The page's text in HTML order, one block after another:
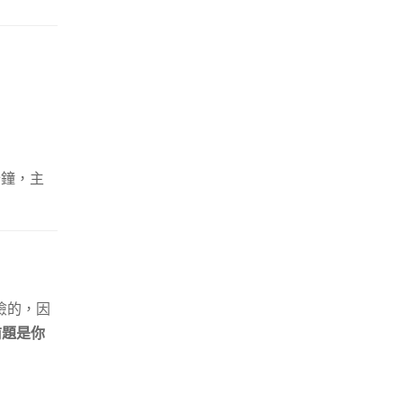
，主
的，因
是你